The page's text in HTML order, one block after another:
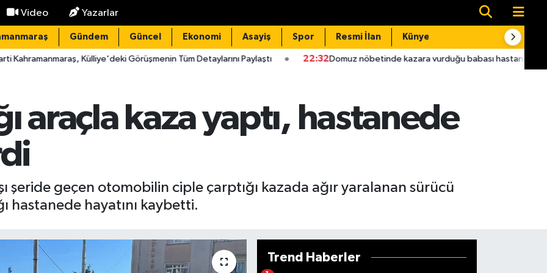
Video Yazarlar
Gündem Güncel Ekonomi Asayiş Spor Resmi İlan Künye
Külliye'deki Görüşmenin Tüm Detaylarını Paylaştı 22:32Domuz nöbetinde kazara vurduğu babası hastanede öldü 22:16
araçla kaza yaptı, hastanede
şeride geçen otomobilin ciple çarptığı kazada ağır yaralanan sürücü
hastanede hayatını kaybetti.
Trend Haberler